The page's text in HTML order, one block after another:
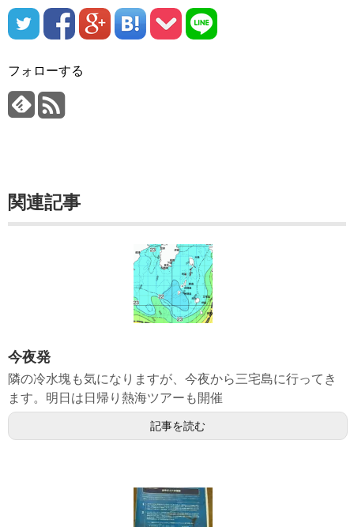
フォローする
関連記事
今夜発
隣の冷水塊も気になりますが、今夜から三宅島に行ってき
ます。明日は日帰り熱海ツアーも開催
記事を読む